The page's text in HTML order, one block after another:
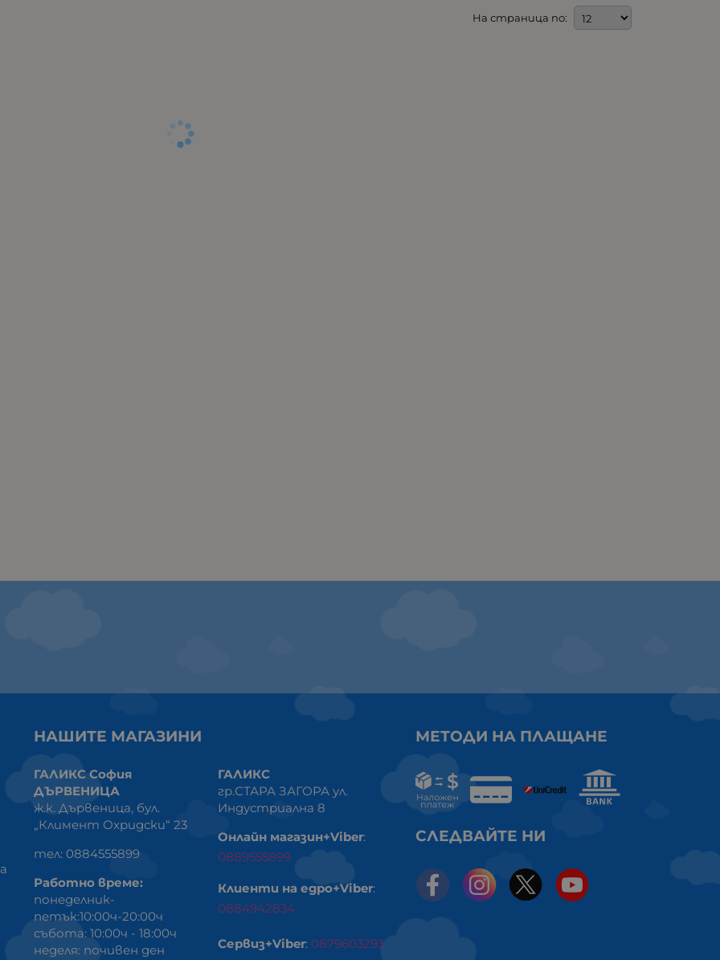
На страница по:
НАШИТЕ МАГАЗИНИ
ГАЛИКС София
ДЪРВЕНИЦА
ж.к. Дървеница, бул.
„Климент Охридски“ 23
тел: 0884555899
Работно време:
понеделник-
петък:10:00ч-20:00ч
събота: 10:00ч - 18:00ч
неделя: почивен ден
ГАЛИКС
гр.СТАРА ЗАГОРА ул.
Индустриална 8
Онлайн магазин+Viber:
0889555899
Клиенти на едро+Viber:
0884942834
Сервиз+Viber: 0879603293
МЕТОДИ НА ПЛАЩАНЕ
СЛЕДВАЙТЕ НИ